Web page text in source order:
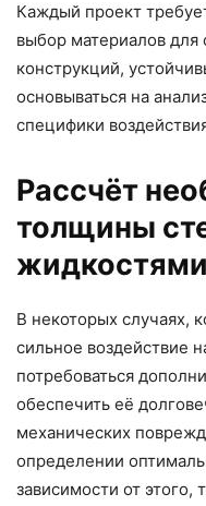
Каждый проект
выбор материалов для
конструкций,
основываться на
специфики
Рассчёт
толщины
жидкостями
В некоторых случаях,
сильное воздействие
потребоваться
обеспечить её
механических
определении
зависимости от